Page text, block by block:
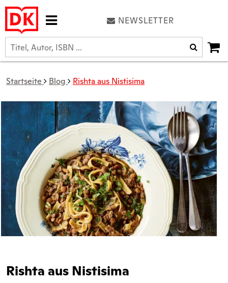
NEWSLETTER
Startseite Blog Rishta aus Nistisima
Rishta aus Nistisima